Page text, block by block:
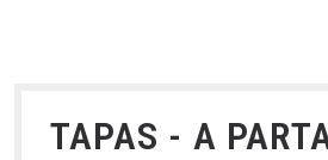
TAPAS - A